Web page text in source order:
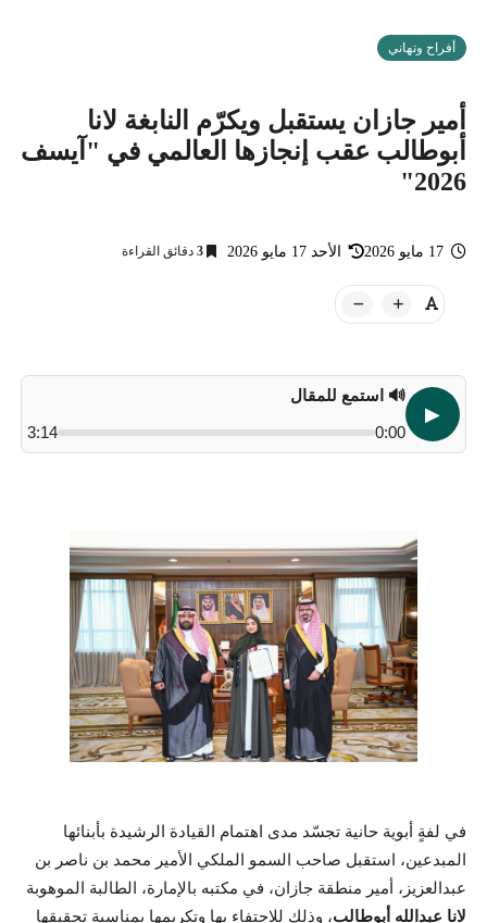
أفراح وتهاني
أمير جازان يستقبل ويكرّم النابغة لانا
أبوطالب عقب إنجازها العالمي في "آيسف
2026"
الأحد 17 مايو 2026 3 دقائق القراءة
▶
🔊 استمع للمقال
0:00
3:14
في لفةٍ أبوية حانية تجسّد مدى اهتمام القيادة الرشيدة بأبنائها
المبدعين، استقبل صاحب السمو الملكي الأمير محمد بن ناصر بن
عبدالعزيز، أمير منطقة جازان، في مكتبه بالإمارة، الطالبة الموهوبة
لانا عبدالله أبوطالب، وذلك للاحتفاء بها وتكريمها بمناسبة تحقيقها